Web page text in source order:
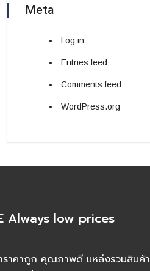
Meta
Log in
Entries feed
Comments feed
WordPress.org
Always low prices
ราคาถูก คุณภาพดี แหล่งรวมสินค้า